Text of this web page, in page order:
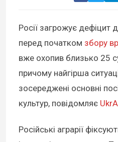
Росії загрожує дефіцит
перед початком збору
вже охопив близько 25
причому найгірша
зосереджені основні
культур, повідомляє
Російські аграрії